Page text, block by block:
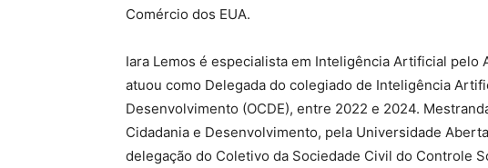
Comércio dos EUA.
Iara Lemos é especialista em Inteligência Artificial pelo
atuou como Delegada do colegiado de Inteligência
Desenvolvimento (OCDE), entre 2022 e 2024.
Cidadania e Desenvolvimento, pela Universidade
delegação do Coletivo da Sociedade Civil do Controle